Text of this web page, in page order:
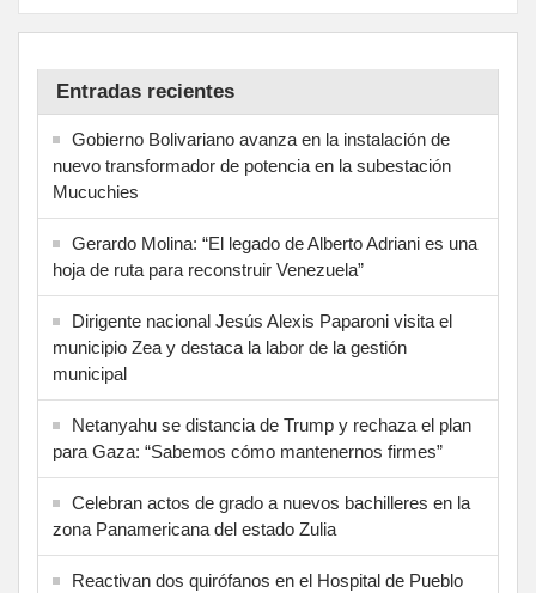
Entradas recientes
Gobierno Bolivariano avanza en la instalación de
nuevo transformador de potencia en la subestación
Mucuchies
Gerardo Molina: “El legado de Alberto Adriani es una
hoja de ruta para reconstruir Venezuela”
Dirigente nacional Jesús Alexis Paparoni visita el
municipio Zea y destaca la labor de la gestión
municipal
Netanyahu se distancia de Trump y rechaza el plan
para Gaza: “Sabemos cómo mantenernos firmes”
Celebran actos de grado a nuevos bachilleres en la
zona Panamericana del estado Zulia
Reactivan dos quirófanos en el Hospital de Pueblo